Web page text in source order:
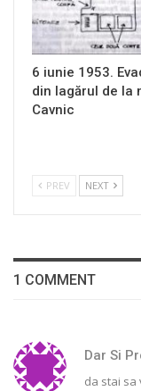
6 iunie 1953.
din lagărul de la
Cavnic
PREV NEXT
1 COMMENT
Dar Si
da stai sa